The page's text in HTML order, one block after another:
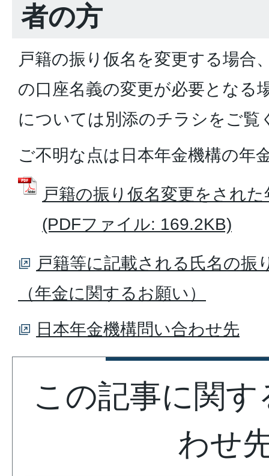
者の方
戸籍の振り仮名を変更する場合
の口座名義の変更が必要となる
については別添のチラシをご覧
ご不明な点は日本年金機構の年
戸籍の振り仮名変更をされ
(PDFファイル: 169.2KB)
戸籍等に記載される氏名の振
（年金に関するお願い）
日本年金機構問い合わせ先
この記事に関
わせ